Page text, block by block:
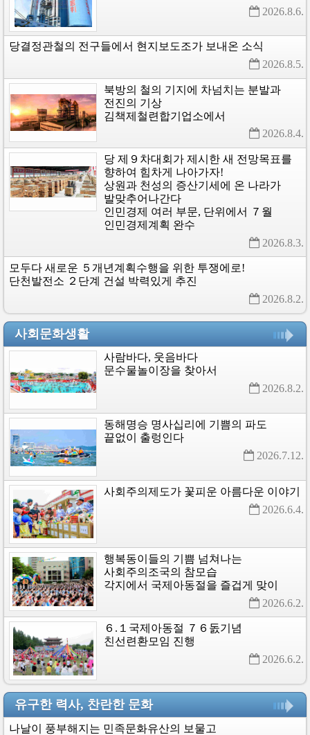
2026.8.6.
당결정관철의 전구들에서 현지보도조가 보내온 소식
2026.8.5.
북방의 철의 기지에 차넘치는 분발과
전진의 기상
김책제철련합기업소에서
2026.8.4.
당 제９차대회가 제시한 새 전망목표를
향하여 힘차게 나아가자!
상원과 천성의 증산기세에 온 나라가
발맞추어나간다
인민경제 여러 부문, 단위에서
７월
인민경제계획 완수
2026.8.3.
모두다 새로운 ５개년계획수행을 위한 투쟁에로!
단천발전소 ２단계 건설 박력있게 추진
2026.8.2.
사회문화생활
사람바다, 웃음바다
문수물놀이장을 찾아서
2026.8.2.
동해명승 명사십리에 기쁨의 파도
끝없이
출렁인다
2026.7.12.
사회주의제도가 꽃피운 아름다운 이야기
2026.6.4.
행복동이들의 기쁨 넘쳐나는
사회주의조국의 참모습
각지에서 국제아동절을 즐겁게 맞이
2026.6.2.
６.１국제아동절 ７６돐기념
친선련환모임 진행
2026.6.2.
유구한 력사, 찬란한 문화
나날이 풍부해지는 민족문화유산의
보물고